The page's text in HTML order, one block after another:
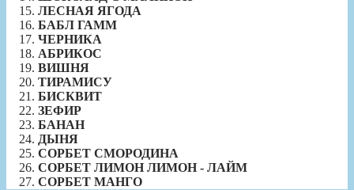
ЛЕСНАЯ ЯГОДА
БАБЛ ГАММ
ЧЕРНИКА
АБРИКОС
ВИШНЯ
ТИРАМИСУ
БИСКВИТ
ЗЕФИР
БАНАН
ДЫНЯ
СОРБЕТ СМОРОДИНА
СОРБЕТ ЛИМОН ЛИМОН - ЛАЙМ
СОРБЕТ МАНГО